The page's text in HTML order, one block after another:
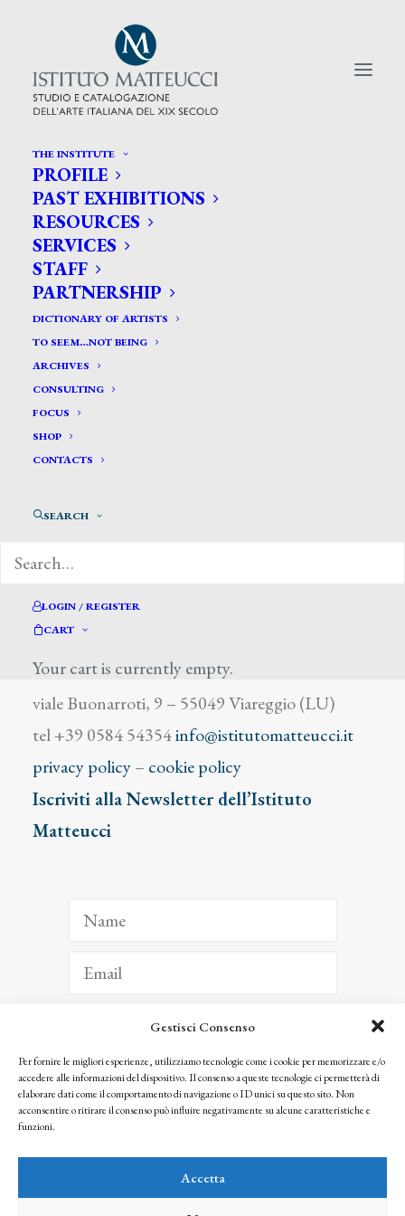
Gestisci Consenso
Per fornire le migliori esperienze, utilizziamo tecnologie come i cookie per memorizzare e/o
accedere alle informazioni del dispositivo. Il consenso a queste tecnologie ci permetterà di
elaborare dati come il comportamento di navigazione o ID unici su questo sito. Non
acconsentire o ritirare il consenso può influire negativamente su alcune caratteristiche e
funzioni.
Accetta
THE INSTITUTE
PROFILE
PAST EXHIBITIONS
RESOURCES
SERVICES
STAFF
PARTNERSHIP
DICTIONARY OF ARTISTS
TO SEEM…NOT BEING
ARCHIVES
CONSULTING
FOCUS
SHOP
CONTACTS
SEARCH
LOGIN / REGISTER
CART
Your cart is currently empty.
CERCA TRA GLI ARTISTI:
Search
for:
Trachel Dominique
Istituto Matteucci
viale Buonarroti, 9 – 55049 Viareggio (LU)
tel +39 0584 54354info@istitutomatteucci.it
privacy policy– cookie policy
Iscriviti alla Newsletter dell’Istituto
Matteucci
ISCRIVITI
Facendo clic per iscriverti, riconosci che le tue informazioni saranno trattate
seguendo la nostra Privacy Policy
© 2025 Istituto Matteucci. All right reserved
l’autorizzazione scritta dei proprietari dei diritti e dell’Istituto Matteucci